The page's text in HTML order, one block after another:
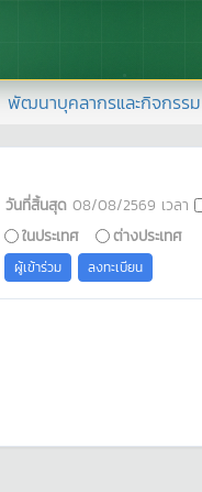
พัฒนาบุคลากรและกิจกรรม
วันที่สิ้นสุด 08/08/2569 เวลา
ในประเทศ ต่างประเทศ
ผู้เข้าร่วม ลงทะเบียน